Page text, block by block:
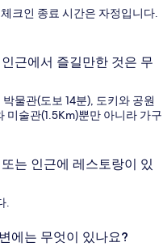
크인 종료 시간은 자정입니다.
근에서 즐길만한 것은 무
물관(도보 14분), 도키와 공원
미술관(1.5Km)뿐만 아니라 가구
는 인근에 레스토랑이 있
.
에는 무엇이 있나요?